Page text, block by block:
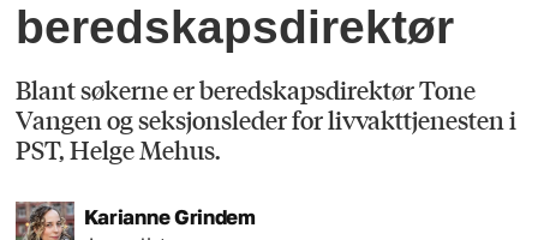
beredskapsdirektør
Blant søkerne er beredskapsdirektør Tone
Vangen og seksjonsleder for livvakttjenesten i
PST, Helge Mehus.
KarianneGrindem